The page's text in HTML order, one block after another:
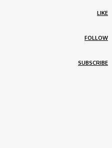
LIKE
FOLLOW
SUBSCRIBE